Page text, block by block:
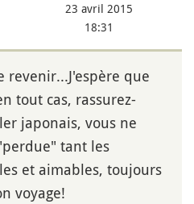
23 avril 2015
18:31
revenir...J'espère que
tout cas, rassurez-
japonais, vous ne
tant les
et aimables, toujours
voyage!